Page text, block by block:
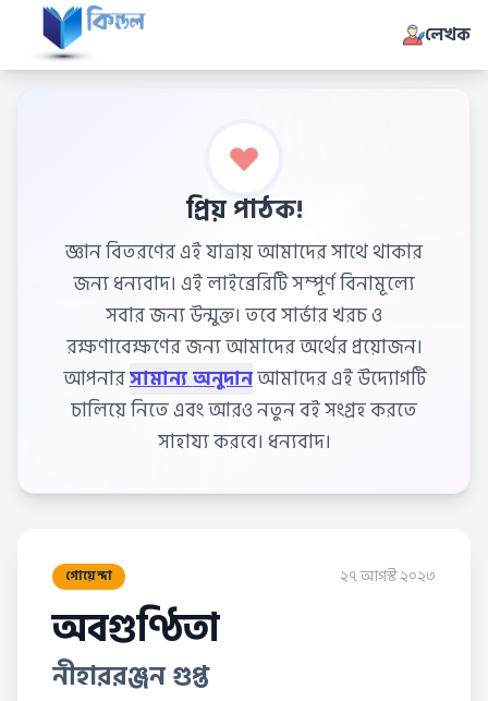
লেখক
প্রিয় পাঠক!
জ্ঞান বিতরণের এই যাত্রায় আমাদের সাথে থাকার
জন্য ধন্যবাদ। এই লাইব্রেরিটি সম্পূর্ণ বিনামূল্যে
সবার জন্য উন্মুক্ত। তবে সার্ভার খরচ ও
রক্ষণাবেক্ষণের জন্য আমাদের অর্থের প্রয়োজন।
আপনার
সামান্য অনুদানআমাদের এই উদ্যোগটি
চালিয়ে নিতে এবং আরও নতুন বই সংগ্রহ করতে
সাহায্য করবে। ধন্যবাদ।
গোয়েন্দা ২৭ আগস্ট ২০২৩
অবগুণ্ঠিতা
নীহাররঞ্জন গুপ্ত